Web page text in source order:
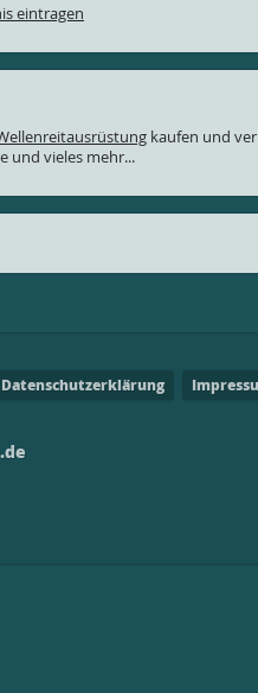
eintragen
kaufen und
und vieles mehr...
Datenschutzerklärung